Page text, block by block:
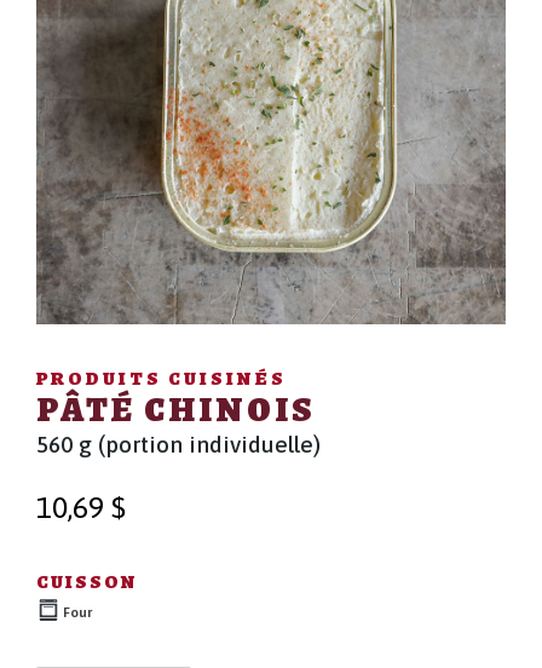
PRODUITS CUISINÉS
PÂTÉ CHINOIS
560 g (portion individuelle)
10,69 $
CUISSON
Four